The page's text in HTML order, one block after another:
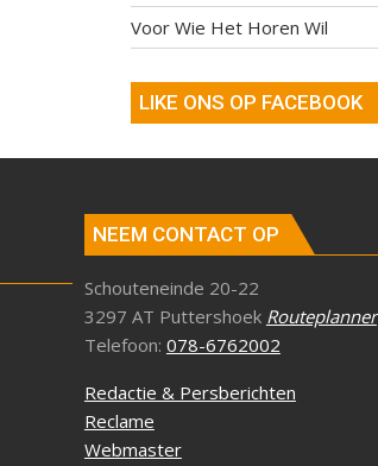
Voor Wie Het Horen Wil
LIKE ONS OP FACEBOOK
NEEM CONTACT OP
Schouteneinde 20-22
3297 AT Puttershoek Routeplanner
Telefoon: 078-6762002
Redactie & Persberichten
Reclame
Webmaster